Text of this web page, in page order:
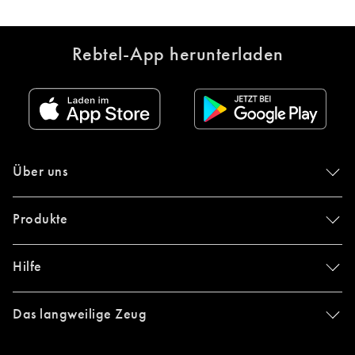
Rebtel-App herunterladen
Über uns
Produkte
Hilfe
Das langweilige Zeug